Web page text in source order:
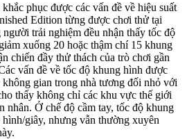
phục được các vấn đề về hiệu suất
Edition từng được chơi thử tại
trải nghiệm đều nhận thấy tốc độ
xuống 20 hoặc thậm chí 15 khung
chiến đầy thử thách của trò chơi gần
vấn đề về tốc độ khung hình được
không gian trong nhà tương đối nhỏ với
thấy không chỉ các khu vực thế giới
nhân. Ở chế độ cầm tay, tốc độ khung
giây, nhưng vẫn thường xuyên